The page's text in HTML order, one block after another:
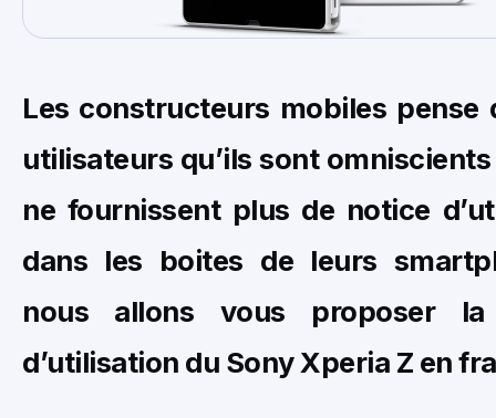
Les constructeurs mobiles pense
utilisateurs qu’ils sont
ne fournissent plus de notice
dans les boites de leurs
nous allons vous proposer la
d’utilisation du Sony Xperia Z en